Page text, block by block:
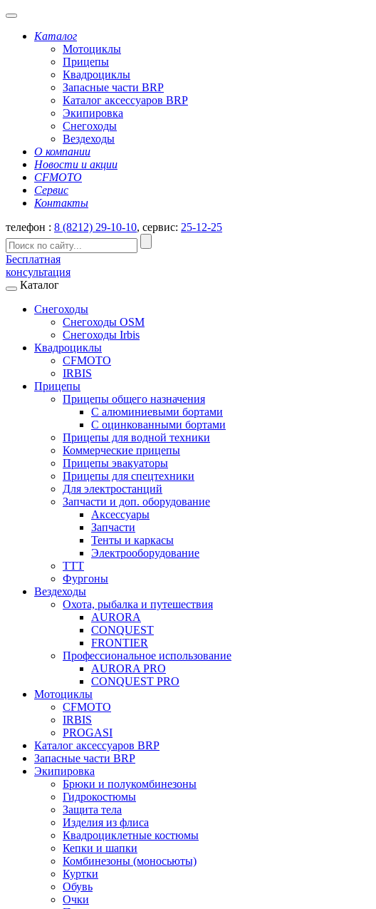
Каталог
Мотоциклы
Прицепы
Квадроциклы
Запасные части BRP
Каталог аксессуаров BRP
Экипировка
Снегоходы
Вездеходы
О компании
Новости и акции
CFMOTO
Сервис
Контакты
телефон : 8 (8212) 29-10-10, сервис: 25-12-25
Бесплатная
консультация
Каталог
Снегоходы
Снегоходы OSM
Снегоходы Irbis
Квадроциклы
CFMOTO
IRBIS
Прицепы
Прицепы общего назначения
С алюминиевыми бортами
С оцинкованными бортами
Прицепы для водной техники
Коммерческие прицепы
Прицепы эвакуаторы
Прицепы для спецтехники
Для электростанций
Запчасти и доп. оборудование
Аксессуары
Запчасти
Тенты и каркасы
Электрооборудование
ТТТ
Фургоны
Вездеходы
Охота, рыбалка и путешествия
AURORA
CONQUEST
FRONTIER
Профессиональное использование
AURORA PRO
CONQUEST PRO
Мотоциклы
CFMOTO
IRBIS
PROGASI
Каталог аксессуаров BRP
Запасные части BRP
Экипировка
Брюки и полукомбинезоны
Гидрокостюмы
Защита тела
Изделия из флиса
Квадроциклетные костюмы
Кепки и шапки
Комбинезоны (моносьюты)
Куртки
Обувь
Очки